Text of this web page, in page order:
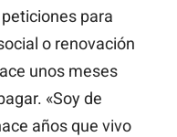
para
o renovación
unos meses
«Soy de
años que vivo